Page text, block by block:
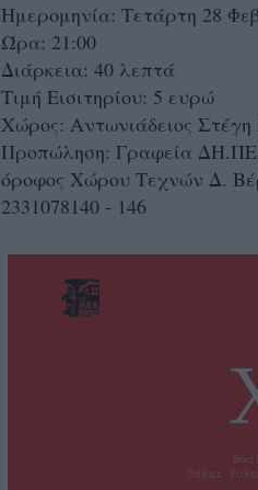
Ημερομηνία: Τετάρτη 28
Ώρα: 21:00
Διάρκεια: 40 λεπτά
Τιμή Εισιτηρίου: 5 ευρώ
Χώρος: Αντωνιάδειος
Προπώληση: Γραφεία
όροφος Χώρου Τεχνών Δ.
2331078140 - 146